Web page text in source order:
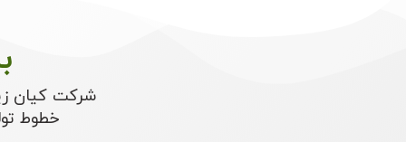
شرکت کیان
خطوط